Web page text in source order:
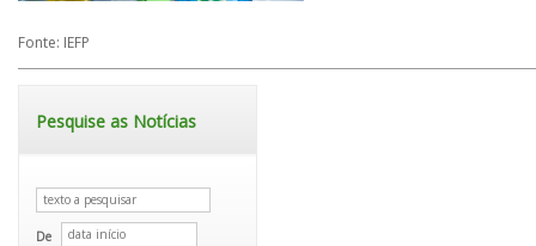
Fonte: IEFP
Pesquise as Notícias
De